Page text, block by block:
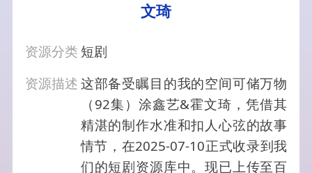
文琦
资源分类 短剧
资源描述这部备受瞩目的我的空间可储万物
（92集）涂鑫艺&霍文琦，凭借其
精湛的制作水准和扣人心弦的故事
情节，在2025-07-10正式收录到我
们的短剧资源库中。现已上传至百